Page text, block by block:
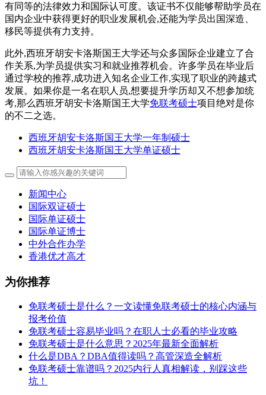
有同等的法律效力和国际认可度。该证书不仅能够帮助学员在
国内企业中获得更好的职业发展机会,还能为学员出国深造、
移民等提供有力支持。
此外,西班牙胡安卡洛斯国王大学还与众多国际企业建立了合
作关系,为学员提供实习和就业推荐机会。许多学员在毕业后
通过学校的推荐,成功进入知名企业工作,实现了职业的跨越式
发展。如果你是一名在职人员,想要提升学历却又不想参加统
考,那么西班牙胡安卡洛斯国王大学免联考硕士项目绝对是你
的不二之选。
西班牙胡安卡洛斯国王大学一年制硕士
西班牙胡安卡洛斯国王大学单证硕士
新闻中心
国际双证硕士
国际单证硕士
国际单证博士
中外合作办学
香港优才高才
为你推荐
免联考硕士是什么？一文读懂免联考硕士的核心内涵与
报考价值
免联考硕士容易毕业吗？在职人士必看的毕业攻略
免联考硕士是什么意思？2025年最新全面解析
什么是DBA？DBA值得读吗？高管深造全解析
免联考硕士靠谱吗？2025内行人真相解读，别踩这些
坑！